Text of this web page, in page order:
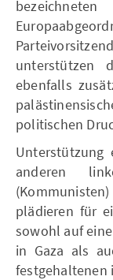
unterstützen
ebenfalls
politischen
anderen
plädieren für
sowohl auf
in Gaza als
festgehaltenen